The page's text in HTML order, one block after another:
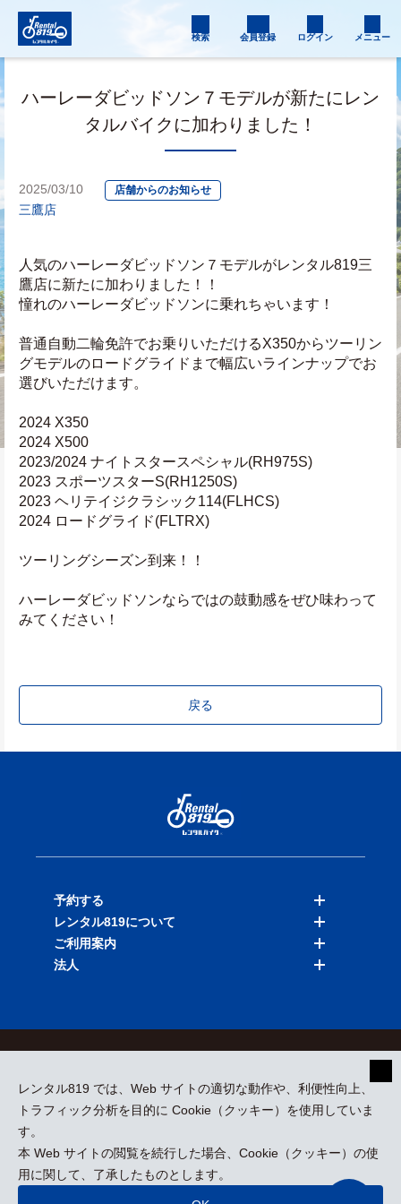
検索 会員登録 ログイン メニュー
ハーレーダビッドソン７モデルが新たにレン
タルバイクに加わりました！
2025/03/10 店舗からのお知らせ
三鷹店
人気のハーレーダビッドソン７モデルがレンタル819三
鷹店に新たに加わりました！！
憧れのハーレーダビッドソンに乗れちゃいます！
普通自動二輪免許でお乗りいただけるX350からツーリン
グモデルのロードグライドまで幅広いラインナップでお
選びいただけます。
2024 X350
2024 X500
2023/2024 ナイトスタースペシャル(RH975S)
2023 スポーツスターS(RH1250S)
2023 ヘリテイジクラシック114(FLHCS)
2024 ロードグライド(FLTRX)
ツーリングシーズン到来！！
ハーレーダビッドソンならではの鼓動感をぜひ味わって
みてください！
戻る
レンタル819 では、Web サイトの適切な動作や、利便性向上、
トラフィック分析を目的に Cookie（クッキー）を使用していま
す。
本 Web サイトの閲覧を続行した場合、Cookie（クッキー）の使
用に関して、了承したものとします。
予約する
バイクを探す
店舗を探す
レンタル819について
料金表
ご利用案内
法人
採用情報
プレスリリース
kizuki Rental Service © All Rights Reserved.